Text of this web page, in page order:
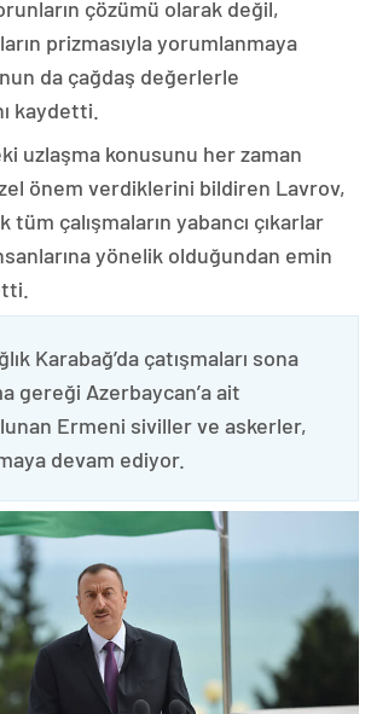
çözümü olarak değil,
prizmasıyla yorumlanmaya
da çağdaş değerlerle
kaydetti.
uzlaşma konusunu her zaman
önem verdiklerini bildiren Lavrov,
tüm çalışmaların yabancı çıkarlar
yönelik olduğundan emin
Karabağ’da çatışmaları sona
gereği Azerbaycan’a ait
Ermeni siviller ve askerler,
devam ediyor.